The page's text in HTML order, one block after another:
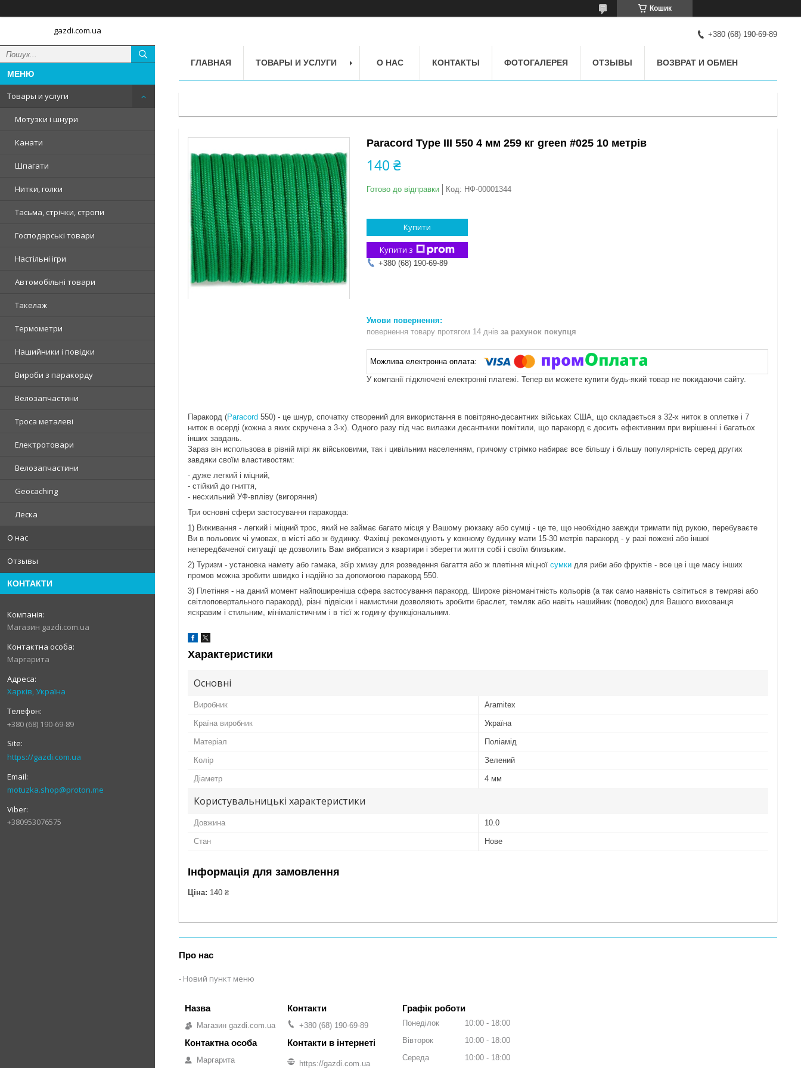
Кошик
gazdi.com.ua
Товары и услуги
Мотузки і шнури
Канати
Шпагати
Нитки, голки
Тасьма, стрічки, стропи
Господарські товари
Настільні ігри
Автомобільні товари
Такелаж
Термометри
Нашийники і повідки
Вироби з паракорду
Велозапчастини
Троса металеві
Електротовари
Велозапчастини
Geocaching
Леска
О нас
Отзывы
КОНТАКТИ
Магазин gazdi.com.ua
Маргарита
Харків, Україна
+380 (68) 190-69-89
https://gazdi.com.ua
motuzka.shop@proton.me
+380953076575
+380 (68) 190-69-89
ГЛАВНАЯ ТОВАРЫ И УСЛУГИ О НАС КОНТАКТЫ ФОТОГАЛЕРЕЯ ОТЗЫВЫ ВОЗВРАТ И ОБМЕН
Paracord Type III 550 4 мм 259 кг green #025 10 метрів
140 ₴
Готово до відправки Код: НФ-00001344
Купити
Купити з
+380 (68) 190-69-89
повернення товару протягом 14 днів за рахунок покупця
У компанії підключені електронні платежі. Тепер ви можете купити будь-який товар не покидаючи сайту.
Паракорд (Paracord 550) - це шнур, спочатку створений для використання в повітряно-десантних військах США, що складається з 32-х ниток в оплетке і 7
ниток в осерді (кожна з яких скручена з 3-х). Одного разу під час вилазки десантники помітили, що паракорд є досить ефективним при вирішенні і багатьох
інших завдань.
Зараз він использова в рівній мірі як військовими, так і цивільним населенням, причому стрімко набирає все більшу і більшу популярність серед других
завдяки своїм властивостям:
- дуже легкий і міцний,
- стійкий до гниття,
- несхильний УФ-впліву (вигоряння)
Три основні сфери застосування паракорда:
1) Виживання - легкий і міцний трос, який не займає багато місця у Вашому рюкзаку або сумці - це те, що необхідно завжди тримати під рукою, перебуваєте
Ви в польових чі умовах, в місті або ж будинку. Фахівці рекомендують у кожному будинку мати 15-30 метрів паракорд - у разі пожежі або іншої
непередбаченої ситуації це дозволить Вам вибратися з квартири і зберегти життя собі і своїм близьким.
2) Туризм - установка намету або гамака, збір хмизу для розведення багаття або ж плетіння міцної сумки для риби або фруктів - все це і ще масу інших
промов можна зробити швидко і надійно за допомогою паракорд 550.
3) Плетіння - на даний момент найпоширеніша сфера застосування паракорд. Широке різноманітність кольорів (а так само наявність світиться в темряві або
світлоповертального паракорд), різні підвіски і намистини дозволяють зробити браслет, темляк або навіть нашийник (поводок) для Вашого вихованця
яскравим і стильним, мінімалістичним і в тієї ж годину функціональним.
Характеристики
Основні
Виробник Aramitex
Країна виробник Україна
Матеріал Поліамід
Колір Зелений
Діаметр 4 мм
Користувальницькі характеристики
Довжина 10.0
Стан Нове
Інформація для замовлення
Ціна: 140 ₴
Про нас
Новий пункт меню
Магазин gazdi.com.ua
Маргарита
+380 (68) 190-69-89
https://gazdi.com.ua
Графік роботи
Понеділок 10:00
18:00
Вівторок
10:00
18:00
Середа
10:00 18:00